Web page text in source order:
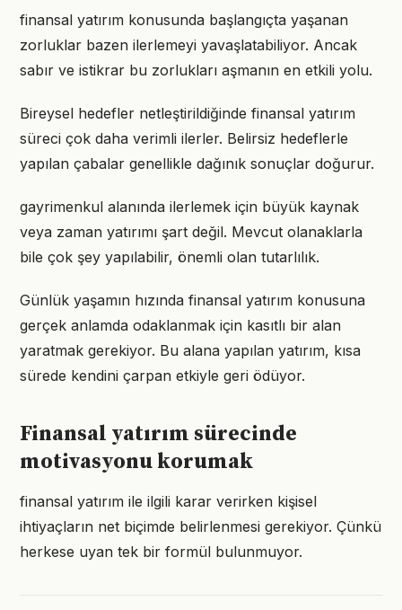
finansal yatırım konusunda başlangıçta yaşanan
zorluklar bazen ilerlemeyi yavaşlatabiliyor. Ancak
sabır ve istikrar bu zorlukları aşmanın en etkili yolu.
Bireysel hedefler netleştirildiğinde finansal yatırım
süreci çok daha verimli ilerler. Belirsiz hedeflerle
yapılan çabalar genellikle dağınık sonuçlar doğurur.
gayrimenkul alanında ilerlemek için büyük kaynak
veya zaman yatırımı şart değil. Mevcut olanaklarla
bile çok şey yapılabilir, önemli olan tutarlılık.
Günlük yaşamın hızında finansal yatırım konusuna
gerçek anlamda odaklanmak için kasıtlı bir alan
yaratmak gerekiyor. Bu alana yapılan yatırım, kısa
sürede kendini çarpan etkiyle geri ödüyor.
Finansal yatırım sürecinde
motivasyonu korumak
finansal yatırım ile ilgili karar verirken kişisel
ihtiyaçların net biçimde belirlenmesi gerekiyor. Çünkü
herkese uyan tek bir formül bulunmuyor.